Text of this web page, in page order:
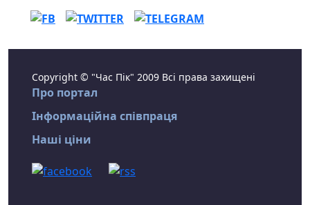
Copyright © "Час Пік" 2009 Всі права захищені
Про портал
Інформаційна співпраця
Наші ціни